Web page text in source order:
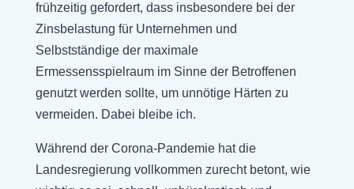
frühzeitig gefordert, dass insbesondere bei der
Zinsbelastung für Unternehmen und
Selbstständige der maximale
Ermessensspielraum im Sinne der Betroffenen
genutzt werden sollte, um unnötige Härten zu
vermeiden. Dabei bleibe ich.
Während der Corona-Pandemie hat die
Landesregierung vollkommen zurecht betont, wie